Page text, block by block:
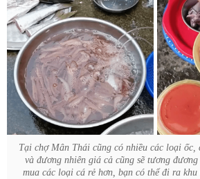
Tại chợ Mân Thái cũng có nhiều các loại
và đương nhiên giá cả cũng sẽ tương
mua các loại cá rẻ hơn, bạn có thể đi ra